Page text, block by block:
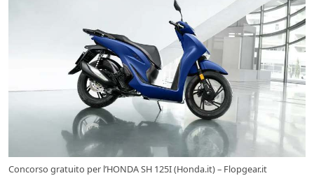
Concorso gratuito per l’HONDA SH 125I (Honda.it) – Flopgear.it